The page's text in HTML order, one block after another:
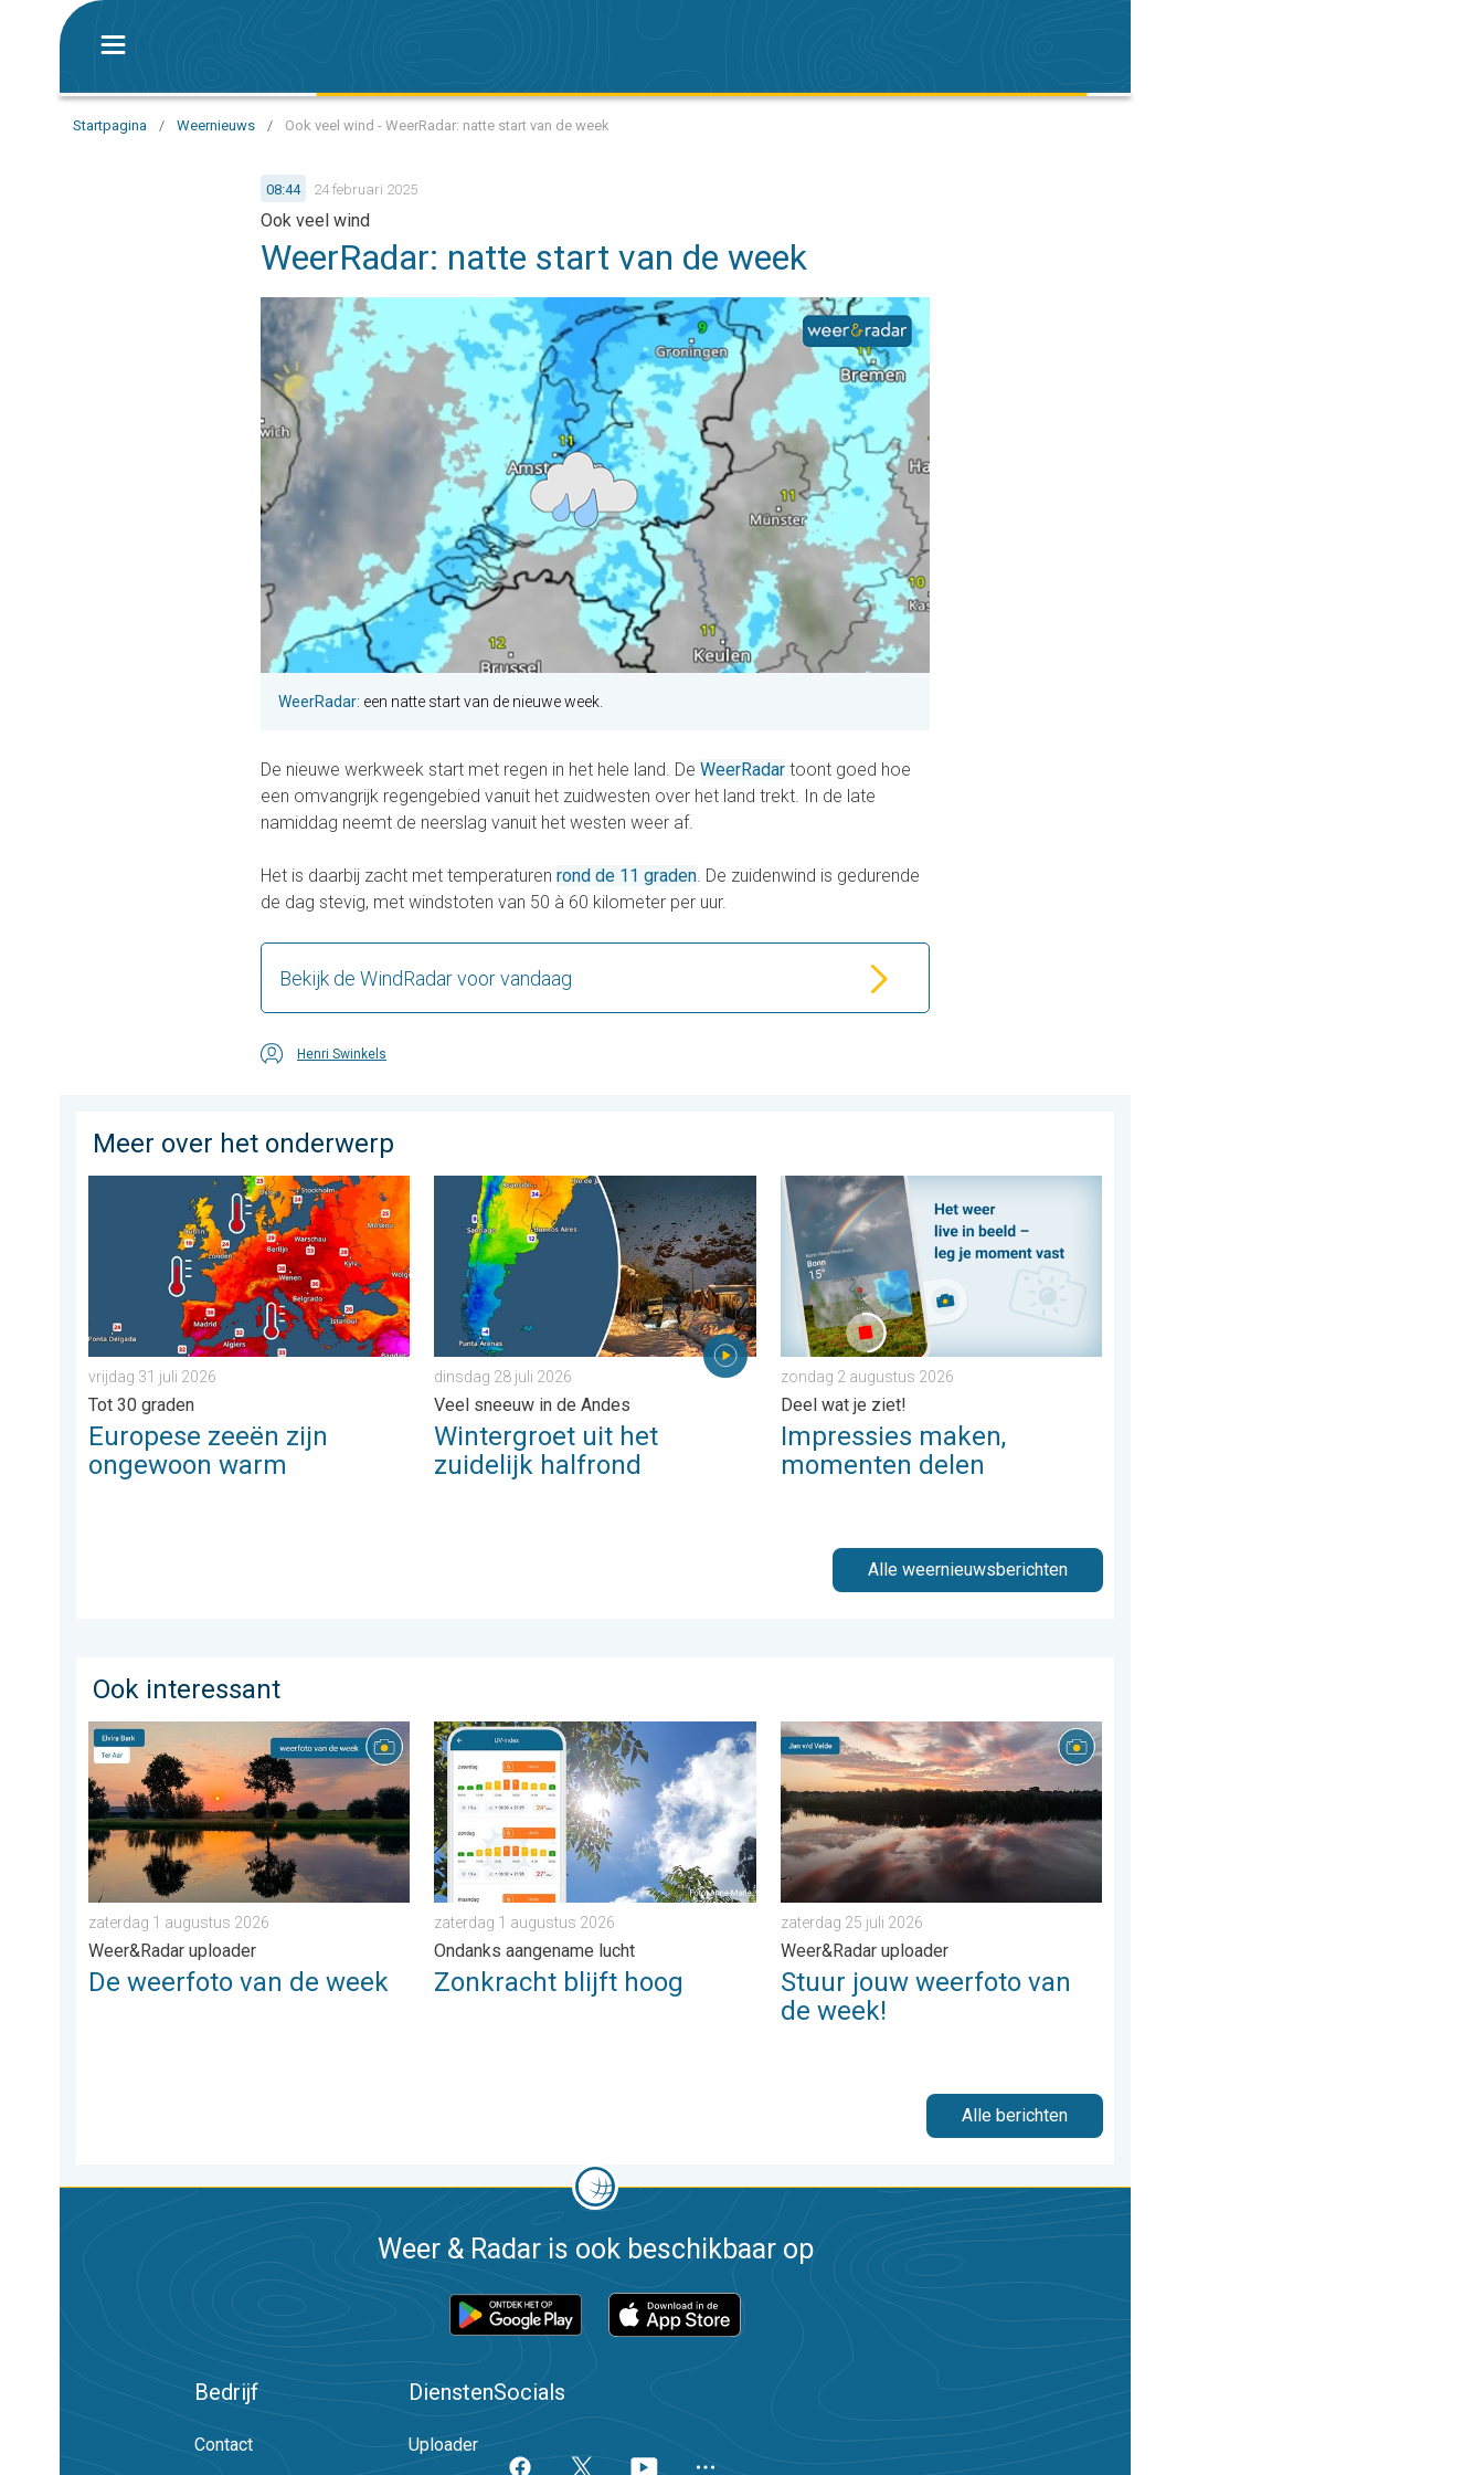
Startpagina / Weernieuws / Ook veel wind - WeerRadar: natte start van de week
08:44 24 februari 2025
Ook veel wind
WeerRadar: natte start van de week
WeerRadar: een natte start van de nieuwe week.
De nieuwe werkweek start met regen in het hele land. De WeerRadar toont goed hoe
een omvangrijk regengebied vanuit het zuidwesten over het land trekt. In de late
namiddag neemt de neerslag vanuit het westen weer af.
Het is daarbij zacht met temperaturen rond de 11 graden. De zuidenwind is gedurende
de dag stevig, met windstoten van 50 à 60 kilometer per uur.
Bekijk de WindRadar voor vandaag
Henri Swinkels
Meer over het onderwerp
Europese zeeën zijn ongewoon warm. Tot 30 graden. . . vrijdag 31 juli 2026
vrijdag 31 juli 2026
Tot 30 graden
Europese zeeën zijn
ongewoon warm
Wintergroet uit het zuidelijk halfrond. Veel sneeuw in de Andes. . . dinsdag 28 juli 2026
dinsdag 28 juli 2026
Veel sneeuw in de Andes
Wintergroet uit het
zuidelijk halfrond
Impressies maken, momenten delen. Deel wat je ziet!. . . zondag 2 augustus 2026
zondag 2 augustus 2026
Deel wat je ziet!
Impressies maken,
momenten delen
Alle weernieuwsberichten
Ook interessant
De weerfoto van de week. Weer&Radar uploader. . . zaterdag 1 augustus 2026
zaterdag 1 augustus 2026
Weer&Radar uploader
De weerfoto van de week
Zonkracht blijft hoog. Ondanks aangename lucht. . . zaterdag 1 augustus 2026
zaterdag 1 augustus 2026
Ondanks aangename lucht
Zonkracht blijft hoog
Stuur jouw weerfoto van de week!. Weer&Radar uploader. . . zaterdag 25 juli 2026
zaterdag 25 juli 2026
Weer&Radar uploader
Stuur jouw weerfoto van
de week!
Alle berichten
Weer & Radar is ook beschikbaar op
Bedrijf
Contact
Diensten
Uploader
Socials